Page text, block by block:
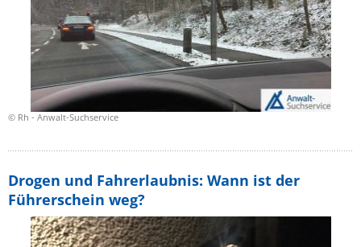
© Rh - Anwalt-Suchservice
Drogen und Fahrerlaubnis: Wann ist der
Führerschein weg?